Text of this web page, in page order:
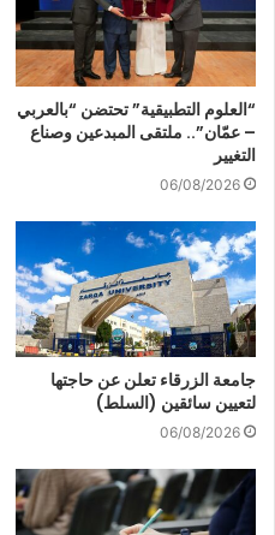
“العلوم التطبيقية” تحتضن “بالعربي
– عمّان”.. ملتقى المبدعين وصناع
التغيير
06/08/2026
جامعة الزرقاء تعلن عن حاجتها
لتعيين سائقين (السلط)
06/08/2026